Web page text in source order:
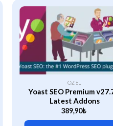
ÖZEL
Yoast SEO Premium
Latest Addons
389,90₺